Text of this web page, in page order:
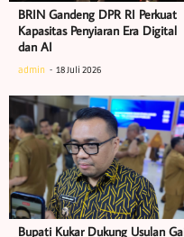
BRIN Gandeng DPR RI Perkuat
Kapasitas Penyiaran Era Digital
dan AI
admin 18 Juli 2026
Bupati Kukar Dukung Usulan